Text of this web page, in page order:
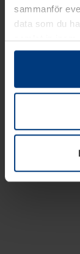
sammanför
data som du
samlat in inom
Juridiskt kan
absolut
godkännande
informationen
vår webbplats.